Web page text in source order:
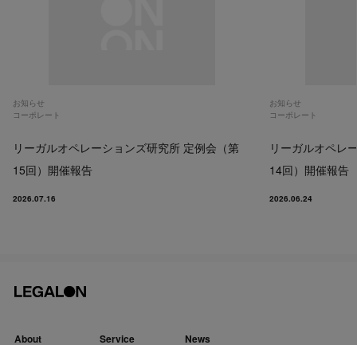
お知らせ
コーポレート
リーガルオペレーションズ研究所 定例会（第
15回）開催報告
2026.07.16
お知らせ
コーポレート
リーガルオペレ
14回）開催報告
2026.06.24
About Service News